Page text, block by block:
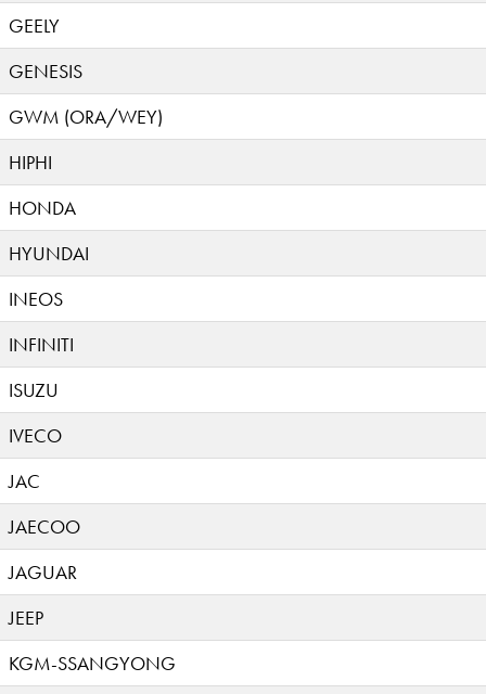
GEELY
GENESIS
GWM (ORA/WEY)
HIPHI
HONDA
HYUNDAI
INEOS
INFINITI
ISUZU
IVECO
JAC
JAECOO
JAGUAR
JEEP
KGM-SSANGYONG